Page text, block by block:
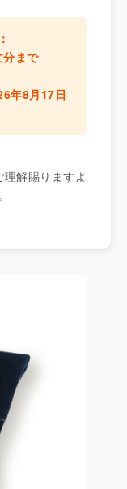
分まで
年8月17日
解賜りますよ